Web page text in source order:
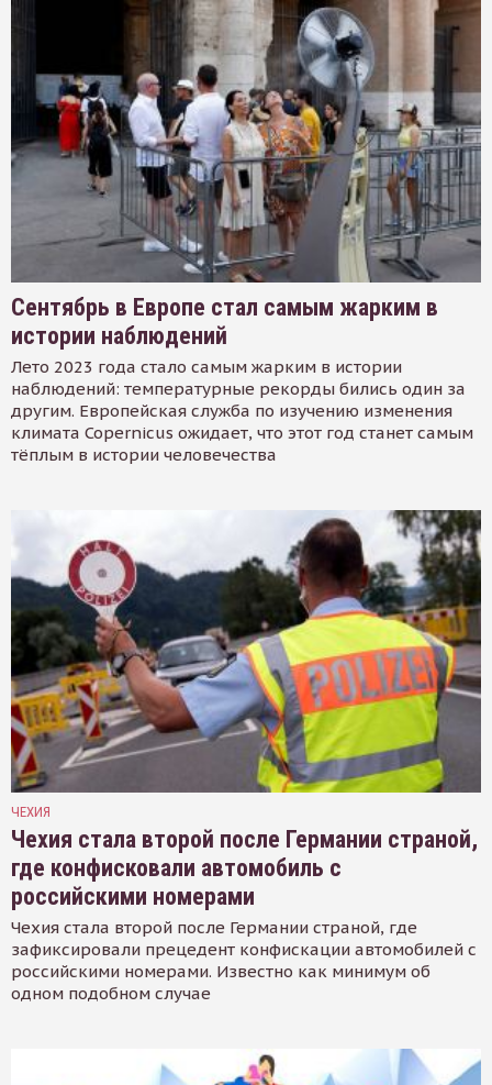
Сентябрь в Европе стал самым жарким в
истории наблюдений
Лето 2023 года стало самым жарким в истории
наблюдений: температурные рекорды бились один за
другим. Европейская служба по изучению изменения
климата Copernicus ожидает, что этот год станет самым
тёплым в истории человечества
ЧЕХИЯ
Чехия стала второй после Германии страной,
где конфисковали автомобиль с
российскими номерами
Чехия стала второй после Германии страной, где
зафиксировали прецедент конфискации автомобилей с
российскими номерами. Известно как минимум об
одном подобном случае